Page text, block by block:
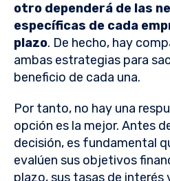
otro dependerá de las
específicas de cada
plazo. De hecho, hay
ambas estrategias para
beneficio de cada una.
Por tanto, no hay una
opción es la mejor. Antes
decisión, es fundamental
evalúen sus objetivos
plazo, sus tasas de interés